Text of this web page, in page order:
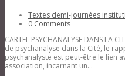
Textes demi-journées
0 Comments
CARTEL PSYCHANALYSE DANS
de psychanalyse dans la Cité, le
psychanalyste est peut-être le lien
association, incarnant un...